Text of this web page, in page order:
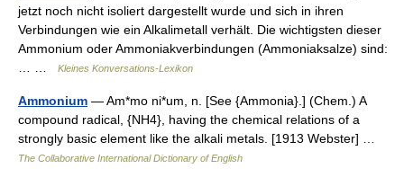
jetzt noch nicht isoliert dargestellt wurde und sich in ihren
Verbindungen wie ein Alkalimetall verhält. Die wichtigsten dieser
Ammonium oder Ammoniakverbindungen (Ammoniaksalze) sind:
Kleines Konversations-Lexikon
Ammonium — Am*mo ni*um, n. [See {Ammonia}.] (Chem.) A
compound radical, {NH4}, having the chemical relations of a
strongly basic element like the alkali metals. [1913 Webster] …
The Collaborative International Dictionary of English